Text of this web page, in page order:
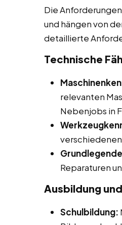
Die
und hängen von
detaillierte
Technische
relevanten
Nebenjobs in
Reparaturen
Ausbildung
Schulbildung: